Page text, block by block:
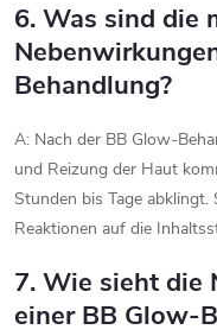
6. Was sind die
Behandlung?
A: Nach der BB Glow-
und Reizung der Haut
Stunden bis Tage abklingt.
Reaktionen auf die
7. Wie sieht die
einer BB Glow-